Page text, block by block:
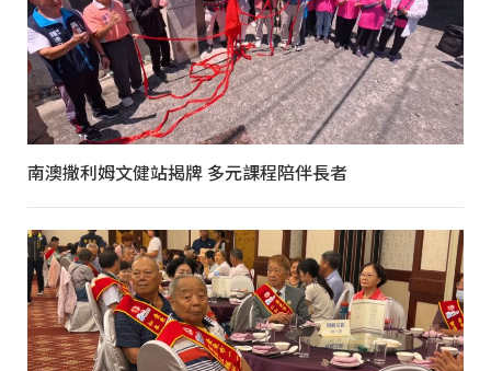
南澳撒利姆文健站揭牌 多元課程陪伴長者